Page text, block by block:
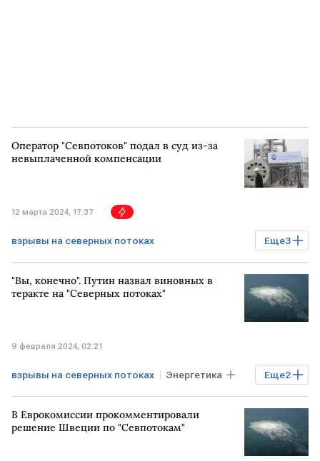
Оператор "Севпотоков" подал в суд из-за
невыплаченной компенсации
12 марта 2024, 17:37
Еще3
взрывы на северных потоках
Северный поток-2 суд ЛОНДОН
"Вы, конечно". Путин назвал виновных в
теракте на "Северных потоках"
9 февраля 2024, 02:21
Еще2
взрывы на северных потоках Энергетика
Газ Владимир Путин
В Еврокомиссии прокомментировали
решение Швеции по "Севпотокам"